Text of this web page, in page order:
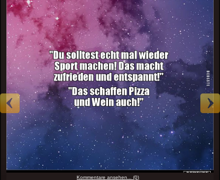
Kommentare ansehen... (0)